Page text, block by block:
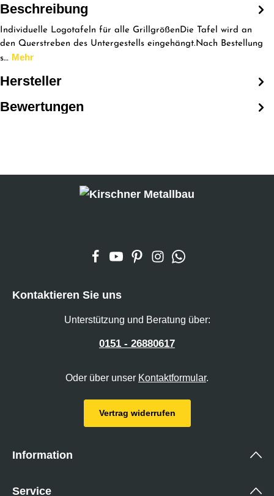
Beschreibung
Individuelle Logotafeln für alle GrillgrößenDie Tafel wird an
den Querstreben des Untergestells eingehängt.Nach Bestellung
s… Mehr
Hersteller
Bewertungen
Kontaktieren Sie uns
Unterstützung und Beratung über:
0151 - 26880617
Oder über unser Kontaktformular.
Vertrag widerrufen
Information
Service